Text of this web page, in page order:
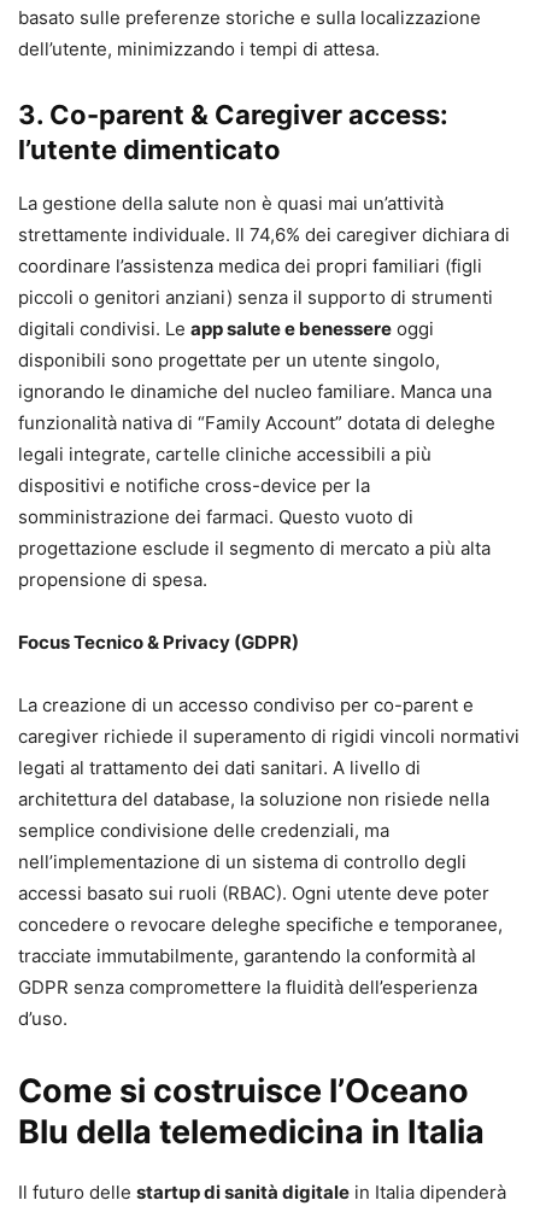
basato sulle preferenze storiche e sulla localizzazione
dell’utente, minimizzando i tempi di attesa.
3. Co-parent & Caregiver access:
l’utente dimenticato
La gestione della salute non è quasi mai un’attività
strettamente individuale. Il 74,6% dei caregiver dichiara di
coordinare l’assistenza medica dei propri familiari (figli
piccoli o genitori anziani) senza il supporto di strumenti
digitali condivisi. Le app salute e benessere oggi
disponibili sono progettate per un utente singolo,
ignorando le dinamiche del nucleo familiare. Manca una
funzionalità nativa di “Family Account” dotata di deleghe
legali integrate, cartelle cliniche accessibili a più
dispositivi e notifiche cross-device per la
somministrazione dei farmaci. Questo vuoto di
progettazione esclude il segmento di mercato a più alta
propensione di spesa.
Focus Tecnico & Privacy (GDPR)
La creazione di un accesso condiviso per co-parent e
caregiver richiede il superamento di rigidi vincoli normativi
legati al trattamento dei dati sanitari. A livello di
architettura del database, la soluzione non risiede nella
semplice condivisione delle credenziali, ma
nell’implementazione di un sistema di controllo degli
accessi basato sui ruoli (RBAC). Ogni utente deve poter
concedere o revocare deleghe specifiche e temporanee,
tracciate immutabilmente, garantendo la conformità al
GDPR senza compromettere la fluidità dell’esperienza
d’uso.
Come si costruisce l’Oceano
Blu della telemedicina in Italia
Il futuro delle startup di sanità digitale in Italia dipenderà